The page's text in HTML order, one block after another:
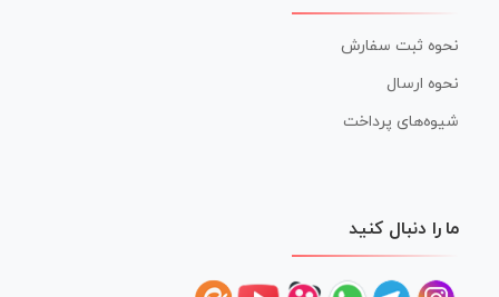
نحوه ثبت سفارش
نحوه ارسال
شیوه‌های پرداخت
ما را دنبال کنید